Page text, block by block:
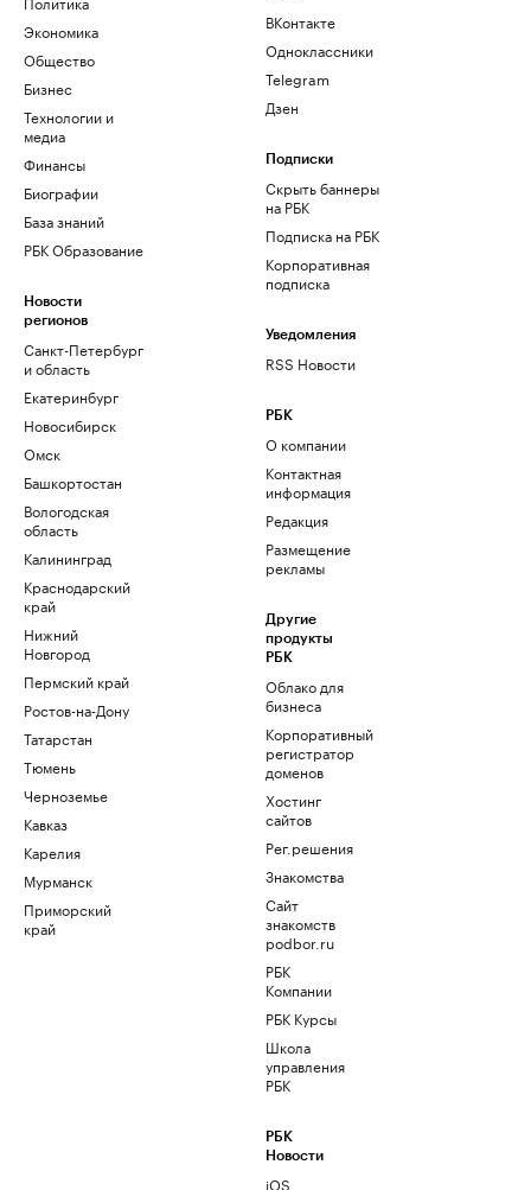
Экономика
Общество
Бизнес
Технологии и
медиа
Финансы
Биографии
База знаний
РБК Образование
Новости
регионов
Санкт-Петербург
и область
Екатеринбург
Новосибирск
Омск
Башкортостан
Вологодская
область
Калининград
Краснодарский
край
Нижний
Новгород
Пермский край
Ростов-на-Дону
Татарстан
Тюмень
Черноземье
Кавказ
Карелия
Мурманск
Приморский
край
ВКонтакте
Одноклассники
Telegram
Дзен
Подписки
Скрыть баннеры
на РБК
Подписка на РБК
Корпоративная
подписка
Уведомления
RSS Новости
РБК
О компании
Контактная
информация
Редакция
Размещение
рекламы
Другие
продукты
РБК
Облако для
бизнеса
Корпоративный
регистратор
доменов
Хостинг
сайтов
Рег.решения
Знакомства
Сайт
знакомств
podbor.ru
РБК
Компании
РБК Курсы
Школа
управления
РБК
РБК
Новости
iOS